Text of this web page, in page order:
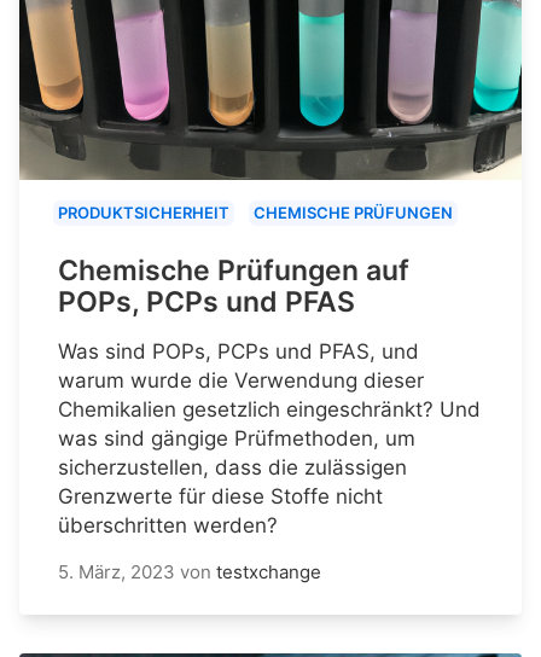
PRODUKTSICHERHEIT CHEMISCHE PRÜFUNGEN
Chemische Prüfungen auf
POPs, PCPs und PFAS
Was sind POPs, PCPs und PFAS, und
warum wurde die Verwendung dieser
Chemikalien gesetzlich eingeschränkt? Und
was sind gängige Prüfmethoden, um
sicherzustellen, dass die zulässigen
Grenzwerte für diese Stoffe nicht
überschritten werden?
5. März, 2023 von testxchange